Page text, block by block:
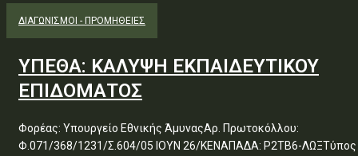
ΔΙΑΓΩΝΙΣΜΟΊ - ΠΡΟΜΉΘΕΙΕΣ
ΥΠΕΘΑ: ΚΑΛΥΨΗ ΕΚΠΑΙΔΕΥΤΙΚΟΥ
ΕΠΙΔΟΜΑΤΟΣ
Φορέας: Υπουργείο Εθνικής ΆμυναςΑρ. Πρωτοκόλλου:
Φ.071/368/1231/Σ.604/05 ΙΟΥΝ 26/ΚΕΝΑΠΑΔΑ: Ρ2ΤΒ6-ΛΩΞΤύπος